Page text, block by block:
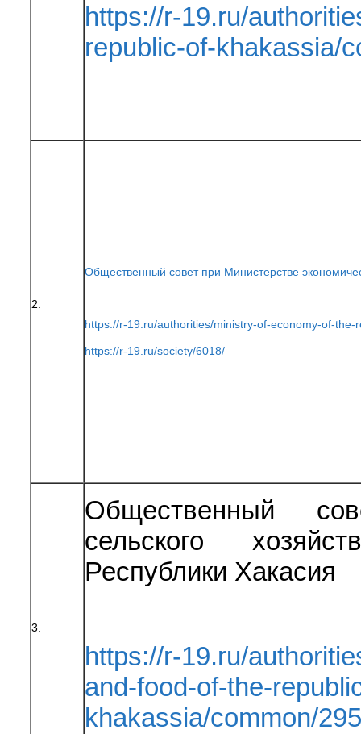
https://r-19.ru/
republic-of-khakassia/
2.
Общественный совет при Министерстве
https://r-19.ru/authorities/ministry-of-economy-of-
https://r-19.ru/society/6018/
3.
Общественный
сельского
Республики Хакасия
https://r-19.ru/
and-food-of-the-
khakassia/common/